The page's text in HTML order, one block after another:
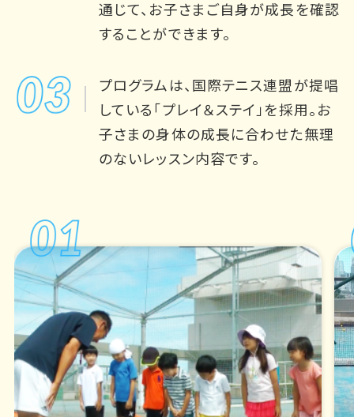
通じて、お子さまご自身が成長を確認
することができます。
プログラムは、国際テニス連盟が提唱
している「プレイ＆ステイ」を採用。お
子さまの身体の成長に合わせた無理
のないレッスン内容です。